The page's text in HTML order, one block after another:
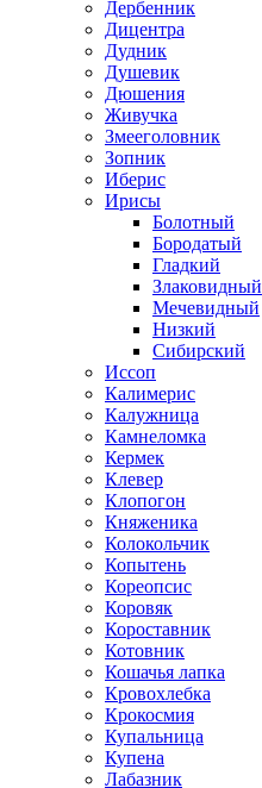
Дербенник
Дицентра
Дудник
Душевик
Дюшения
Живучка
Змееголовник
Зопник
Иберис
Ирисы
Болотный
Бородатый
Гладкий
Злаковидный
Мечевидный
Низкий
Сибирский
Иссоп
Калимерис
Калужница
Камнеломка
Кермек
Клевер
Клопогон
Княженика
Колокольчик
Копытень
Кореопсис
Коровяк
Короставник
Котовник
Кошачья лапка
Кровохлебка
Крокосмия
Купальница
Купена
Лабазник